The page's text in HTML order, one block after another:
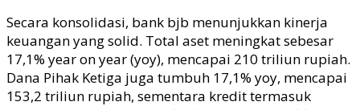
Secara konsolidasi, bank bjb menunjukkan kinerja
keuangan yang solid. Total aset meningkat sebesar
17,1% year on year(yoy), mencapai 210 triliun rupiah.
Dana Pihak Ketiga juga tumbuh 17,1% yoy, mencapai
153,2 triliun rupiah, sementara kredit termasuk